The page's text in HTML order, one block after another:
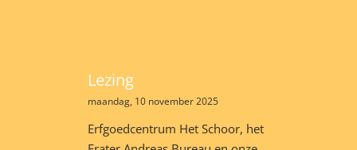
Lezing
maandag, 10 november 2025
Erfgoedcentrum Het Schoor, het